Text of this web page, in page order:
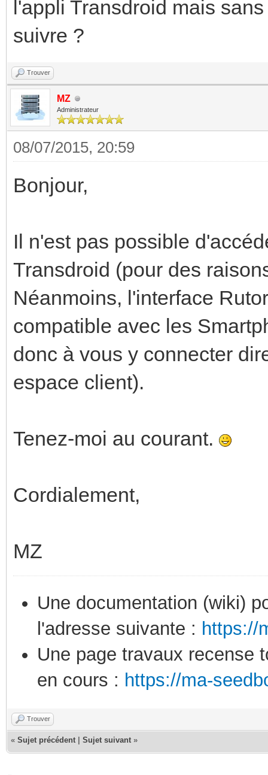
l'appli Transdroid mais
suivre ?
Trouver
MZ
Administrateur
08/07/2015, 20:59
Bonjour,
Il n'est pas possible
Transdroid (pour des
Néanmoins, l'interface
compatible avec les
donc à vous y connecter
espace client).
Tenez-moi au courant.
Cordialement,
MZ
Une documentation (wiki)
l'adresse suivante : https://
Une page travaux recense
en cours : https://ma-
Trouver
« Sujet précédent Sujet suivant »